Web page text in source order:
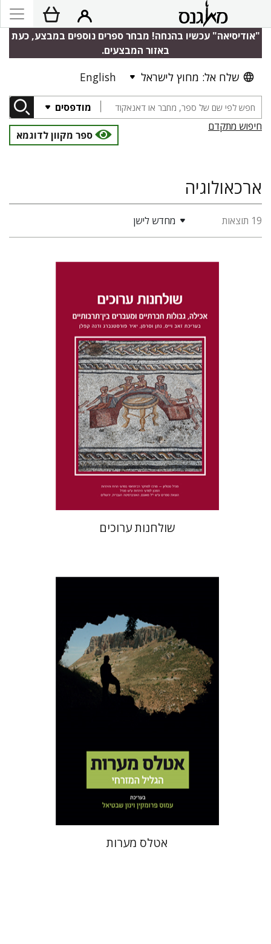
"אודיסיאה" עכשיו בהנחה! מבחר ספרים נוספים במבצע, כעת
באזור המבצעים.
שלח אל: מחוץ לישראל English
מודפסים
חיפוש מתקדם
ספר מקוון לדוגמא
ארכאולוגיה
19 תוצאות מחדש לישן
דנה קפלן נתן וסרמן
זאב וייס
יאיר פורסטנברג
הנחת אתר ספר מודפס
$46
$41
שולחנות ערוכים
עמוס פרומקין ינון שבטיאל
הנחת אתר ספר מודפס
$56
$50
אטלס מערות